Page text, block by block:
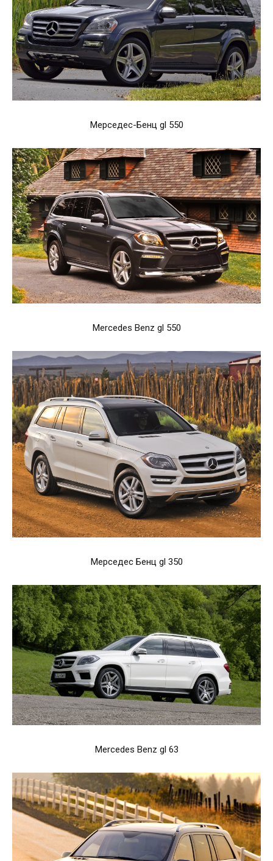
Мерседес-Бенц gl 550
Mercedes Benz gl 550
Мерседес Бенц gl 350
Mercedes Benz gl 63